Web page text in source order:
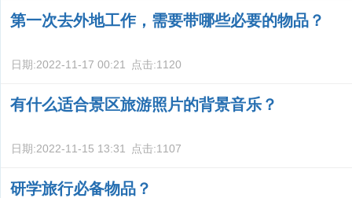
第一次去外地工作，需要带哪些必要的物品？
日期:2022-11-17 00:21 点击:1120
有什么适合景区旅游照片的背景音乐？
日期:2022-11-15 13:31 点击:1107
研学旅行必备物品？